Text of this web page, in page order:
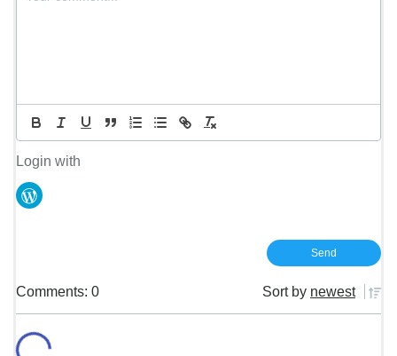
Login with
Comments: 0 Sort by newest